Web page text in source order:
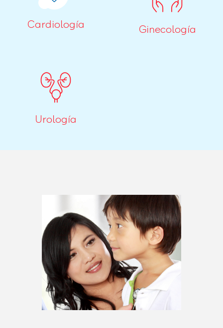
Cardiología Ginecología
Urología